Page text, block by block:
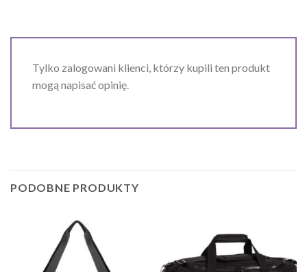
Tylko zalogowani klienci, którzy kupili ten produkt
mogą napisać opinię.
PODOBNE PRODUKTY